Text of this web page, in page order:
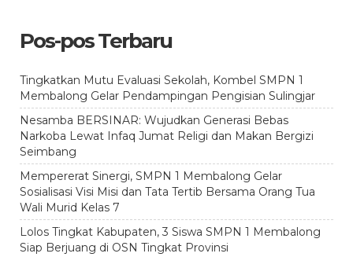
Pos-pos Terbaru
Tingkatkan Mutu Evaluasi Sekolah, Kombel SMPN 1
Membalong Gelar Pendampingan Pengisian Sulingjar
Nesamba BERSINAR: Wujudkan Generasi Bebas
Narkoba Lewat Infaq Jumat Religi dan Makan Bergizi
Seimbang
Mempererat Sinergi, SMPN 1 Membalong Gelar
Sosialisasi Visi Misi dan Tata Tertib Bersama Orang Tua
Wali Murid Kelas 7
Lolos Tingkat Kabupaten, 3 Siswa SMPN 1 Membalong
Siap Berjuang di OSN Tingkat Provinsi